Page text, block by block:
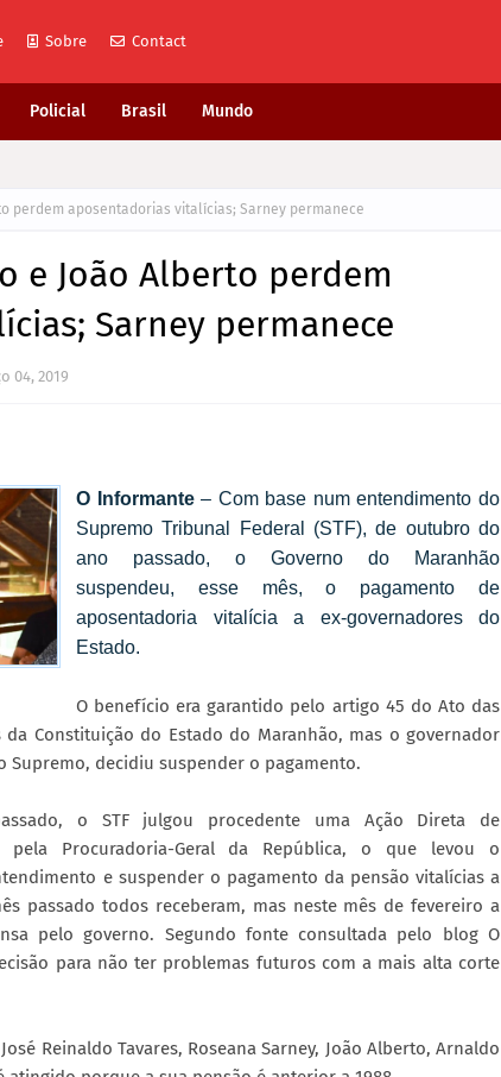
Sobre Contact
Policial Brasil Mundo
perdem aposentadorias vitalícias; Sarney permanece
e João Alberto perdem
Sarney permanece
04, 2019
O Informante– Com base num entendimento do
Supremo Tribunal Federal (STF), de outubro do
ano passado, o Governo do Maranhão
suspendeu, esse mês, o pagamento de
aposentadoria vitalícia a ex-governadores do
Estado.
O benefício era garantido pelo artigo 45 do Ato das
Constituição do Estado do Maranhão, mas o governador
decidiu suspender o pagamento.
o STF julgou procedente uma Ação Direta de
pela Procuradoria-Geral da República, o que levou o
e suspender o pagamento da pensão vitalícias a
passado todos receberam, mas neste mês de fevereiro a
pelo governo. Segundo fonte consultada pelo blog O
para não ter problemas futuros com a mais alta corte
Reinaldo Tavares, Roseana Sarney, João Alberto, Arnaldo